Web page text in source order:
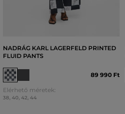
NADRÁG KARL LAGERFELD PRINTED
FLUID PANTS
89 990 Ft
Elérhető méretek:
38, 40, 42, 44